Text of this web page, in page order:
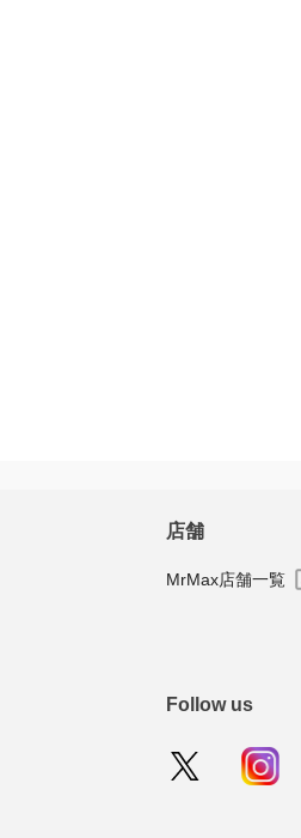
店舗
MrMax店舗一覧
Follow us